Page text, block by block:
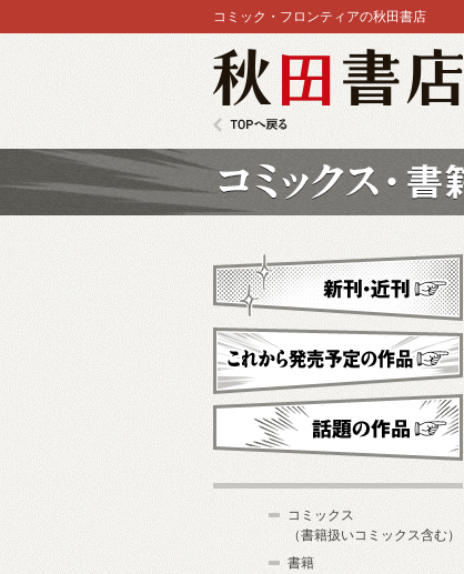
コミック・フロンティアの秋田書店
新刊・近刊
これから発売予定
コミックス
（書籍扱いコミックス含む）
書籍